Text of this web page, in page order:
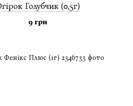
Голубчик (0,5г)
9 грн